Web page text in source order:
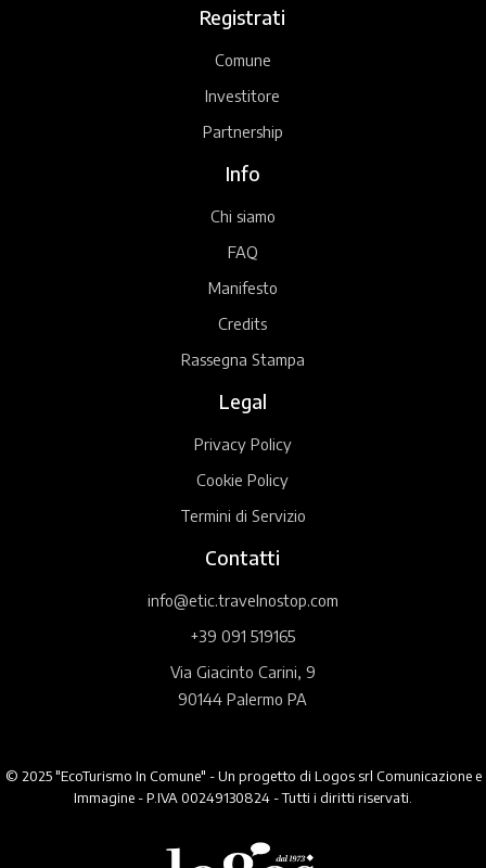
Registrati
Comune
Investitore
Partnership
Info
Chi siamo
FAQ
Manifesto
Credits
Rassegna Stampa
Legal
Privacy Policy
Cookie Policy
Termini di Servizio
Contatti
info@etic.travelnostop.com
+39 091 519165
Via Giacinto Carini, 9
90144 Palermo PA
© 2025 "EcoTurismo In Comune" - Un progetto di Logos srl Comunicazione e
Immagine - P.IVA 00249130824 - Tutti i diritti riservati.